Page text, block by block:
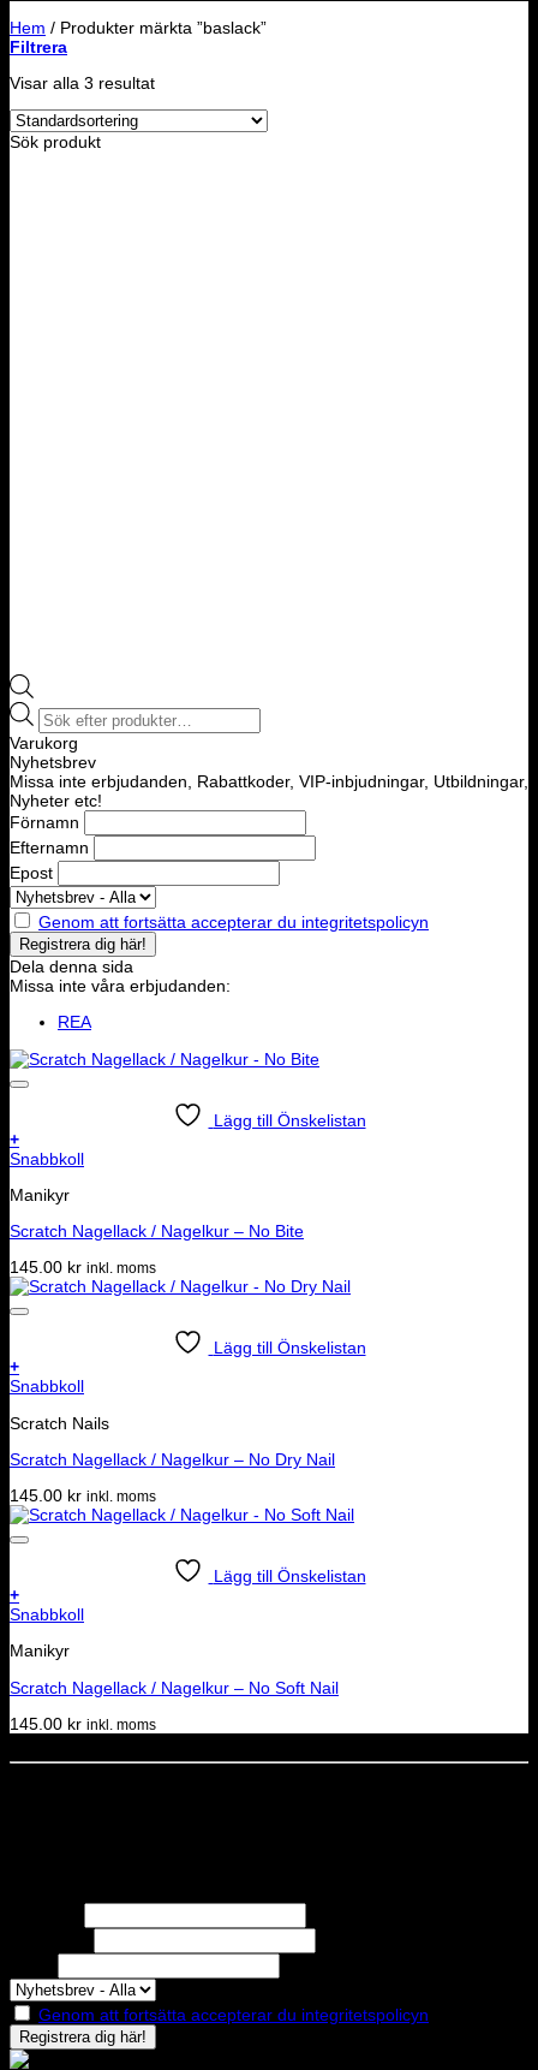
Hem / Produkter märkta ”baslack”
Filtrera
Visar alla 3 resultat
Sök produkt
Products
search
Varukorg
Nyhetsbrev
Missa inte erbjudanden, Rabattkoder, VIP-inbjudningar, Utbildningar,
Nyheter etc!
Förnamn
Efternamn
Epost
Genom att fortsätta accepterar du integritetspolicyn
Dela denna sida
Missa inte våra erbjudanden:
REA
Lägg till Önskelistan
+
Snabbkoll
Manikyr
Scratch Nagellack / Nagelkur – No Bite
145.00 kr inkl. moms
Lägg till Önskelistan
+
Snabbkoll
Scratch Nails
Scratch Nagellack / Nagelkur – No Dry Nail
145.00 kr inkl. moms
Lägg till Önskelistan
+
Snabbkoll
Manikyr
Scratch Nagellack / Nagelkur – No Soft Nail
145.00 kr inkl. moms
Genom att fortsätta accepterar du integritetspolicyn